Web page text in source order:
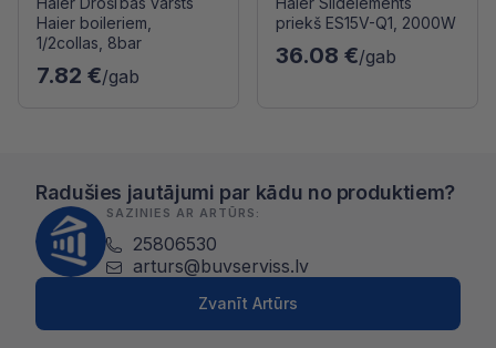
Haier boileriem,
1/2collas, 8bar
7.82 €/gab
priekš ES15V-Q1, 2000W
36.08 €/gab
Radušies jautājumi par kādu no produktiem?
SAZINIES AR ARTŪRS:
25806530
arturs@buvserviss.lv
Zvanīt Artūrs